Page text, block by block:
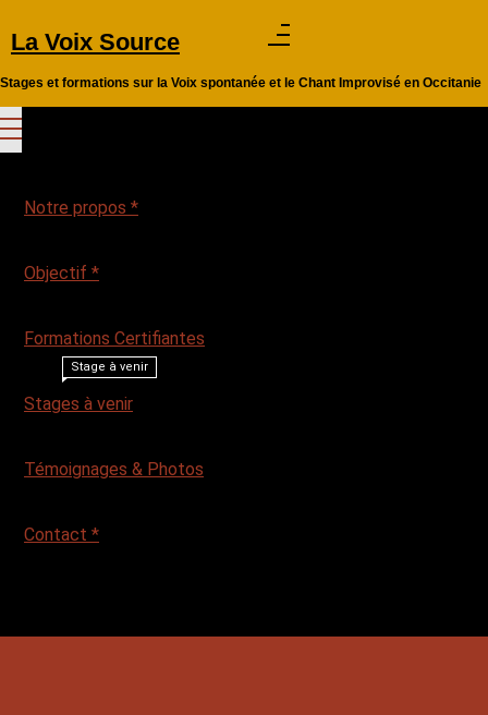
au
contenu
La Voix Source
Stages et formations sur la Voix spontanée et le Chant Improvisé en Occitanie
Notre propos *
Objectif *
Formations Certifiantes
Stages à venir
Stage à venir
Témoignages & Photos
Contact *